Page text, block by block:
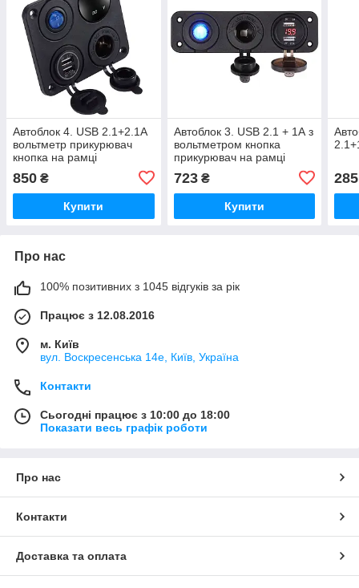
Автоблок 4. USB 2.1+2.1А
вольтметр прикурювач
кнопка на рамці
850 ₴
Купити
Автоблок 3. USB 2.1 + 1А з
вольтметром кнопка
прикурювач на рамці
723₴
Купити
285
Про нас
100% позитивних з 1045 відгуків за рік
Працює з 12.08.2016
м. Київ
вул. Воскресенська 14е, Київ, Україна
Контакти
Сьогодні працює з 10:00 до 18:00
Показати весь графік роботи
Про нас
Контакти
Доставка та оплата